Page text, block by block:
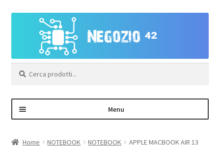
navigazione
contenuto
Menu
Home NOTEBOOK NOTEBOOK
APPLE MACBOOK AIR 13